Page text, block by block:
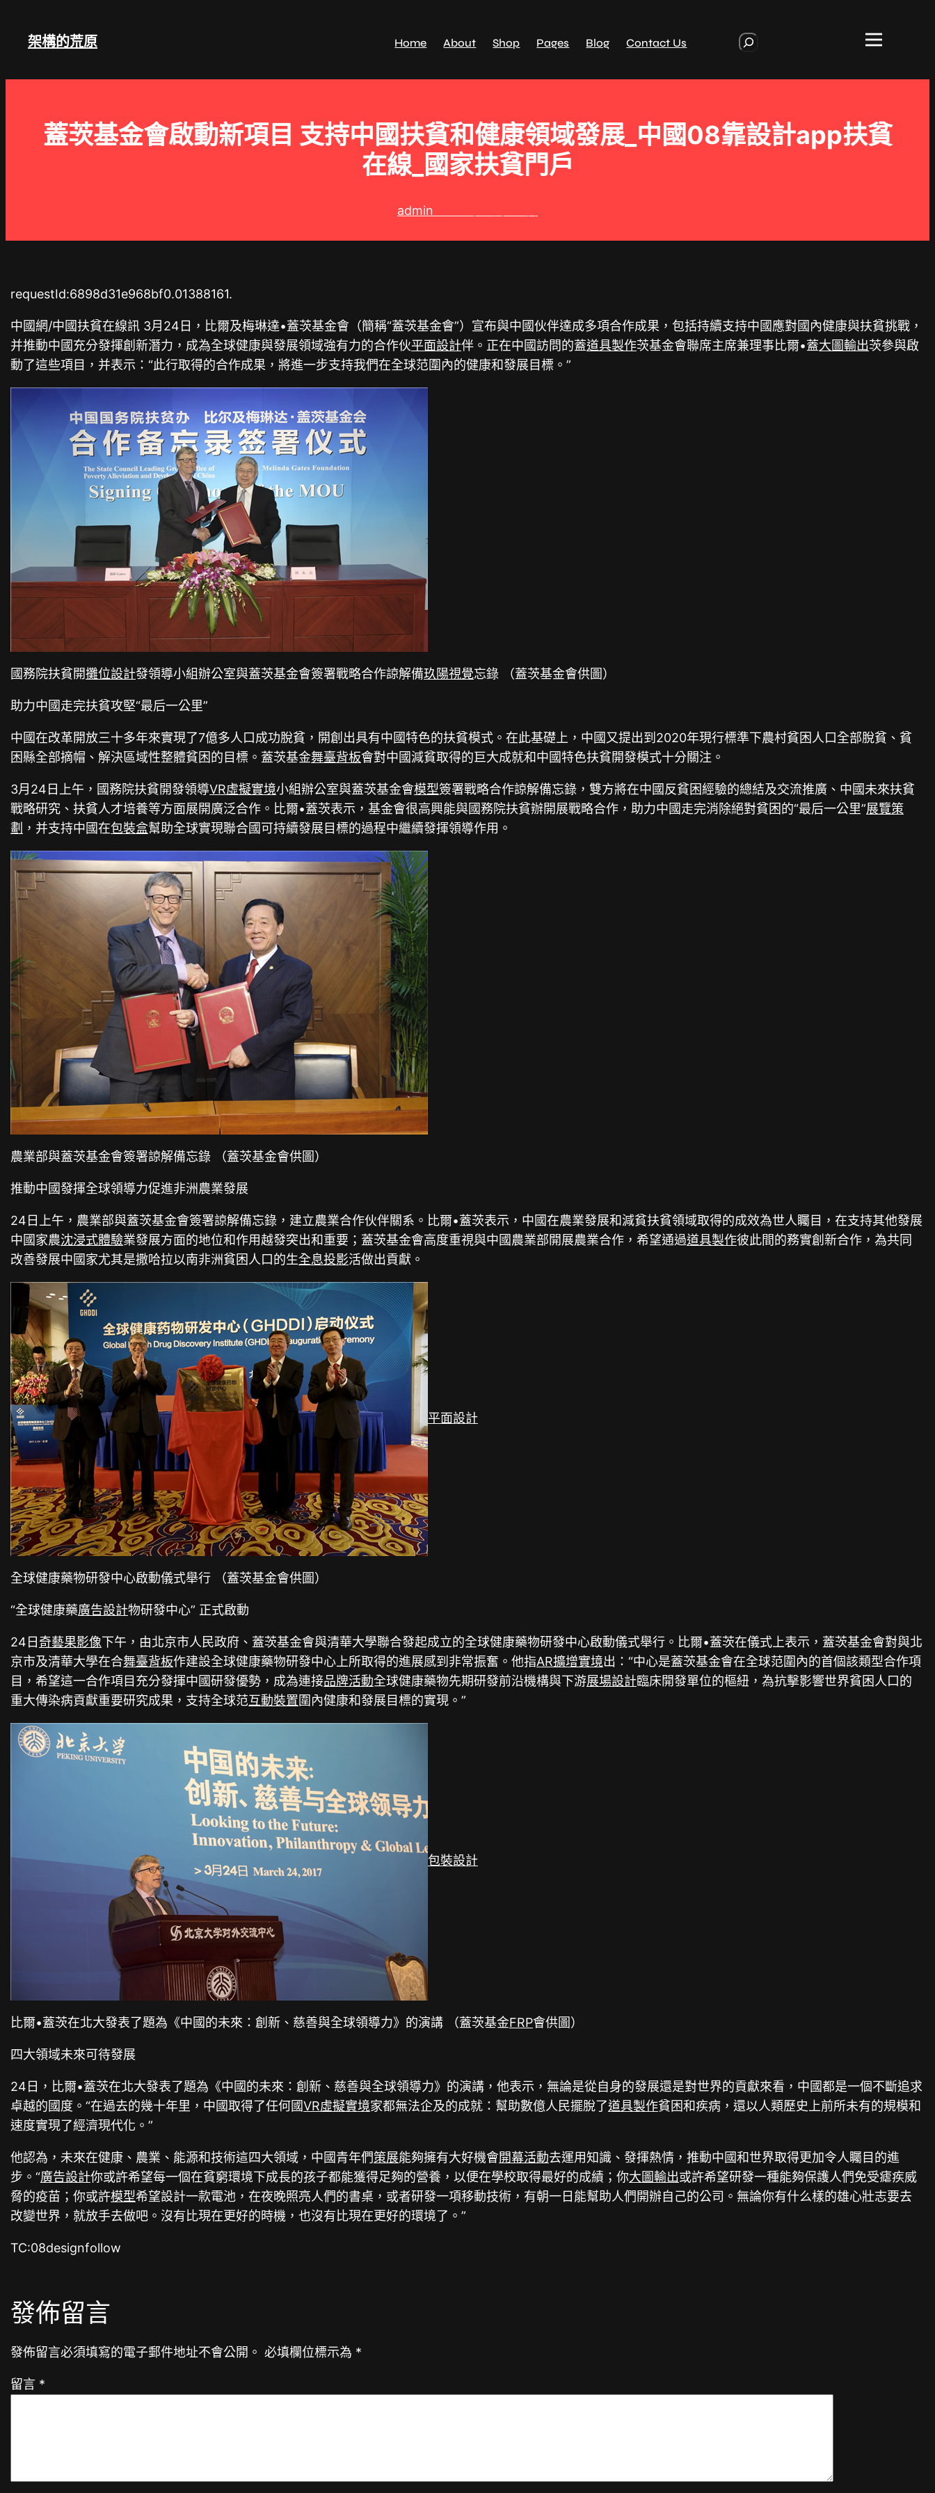
架構的荒原 Home About Shop Pages Blog Contact Us
r
蓋茨基金會啟動新項目 支持中國扶貧和健康領域發展_中國08靠設計app扶貧
在線_國家扶貧門戶
admin
requestId:6898d31e968bf0.01388161.
中國網/中國扶貧在線訊 3月24日，比爾及梅琳達•蓋茨基金會（簡稱“蓋茨基金會”）宣布與中國伙伴達成多項合作成果，包括持續支持中國應對國內健康與扶貧挑戰，
并推動中國充分發揮創新潛力，成為全球健康與發展領域強有力的合作伙平面設計伴。正在中國訪問的蓋道具製作茨基金會聯席主席兼理事比爾•蓋大圖輸出茨參與啟
動了這些項目，并表示：“此行取得的合作成果，將進一步支持我們在全球范圍內的健康和發展目標。”
國務院扶貧開攤位設計發領導小組辦公室與蓋茨基金會簽署戰略合作諒解備玖陽視覺忘錄 （蓋茨基金會供圖）
助力中國走完扶貧攻堅“最后一公里”
中國在改革開放三十多年來實現了7億多人口成功脫貧，開創出具有中國特色的扶貧模式。在此基礎上，中國又提出到2020年現行標準下農村貧困人口全部脫貧、貧
困縣全部摘帽、解決區域性整體貧困的目標。蓋茨基金舞臺背板會對中國減貧取得的巨大成就和中國特色扶貧開發模式十分關注。
3月24日上午，國務院扶貧開發領導VR虛擬實境小組辦公室與蓋茨基金會模型簽署戰略合作諒解備忘錄，雙方將在中國反貧困經驗的總結及交流推廣、中國未來扶貧
戰略研究、扶貧人才培養等方面展開廣泛合作。比爾•蓋茨表示，基金會很高興能與國務院扶貧辦開展戰略合作，助力中國走完消除絕對貧困的“最后一公里”展覽策
劃 ，并支持中國在包裝盒幫助全球實現聯合國可持續發展目標的過程中繼續發揮領導作用。
農業部與蓋茨基金會簽署諒解備忘錄 （蓋茨基金會供圖）
推動中國發揮全球領導力促進非洲農業發展
24日上午，農業部與蓋茨基金會簽署諒解備忘錄，建立農業合作伙伴關系。比爾•蓋茨表示，中國在農業發展和減貧扶貧領域取得的成效為世人矚目，在支持其他發展
中國家農沈浸式體驗業發展方面的地位和作用越發突出和重要；蓋茨基金會高度重視與中國農業部開展農業合作，希望通過道具製作彼此間的務實創新合作，為共同
改善發展中國家尤其是撒哈拉以南非洲貧困人口的生全息投影活做出貢獻。
平面設計
全球健康藥物研發中心啟動儀式舉行 （蓋茨基金會供圖）
“全球健康藥廣告設計物研發中心” 正式啟動
24日 奇藝果影像下午，由北京市人民政府、蓋茨基金會與清華大學聯合發起成立的全球健康藥物研發中心啟動儀式舉行。比爾•蓋茨在儀式上表示，蓋茨基金會對與北
京市及清華大學在合舞臺背板作建設全球健康藥物研發中心上所取得的進展感到非常振奮。他指AR擴增實境出：“中心是蓋茨基金會在全球范圍內的首個該類型合作項
目，希望這一合作項目充分發揮中國研發優勢，成為連接品牌活動全球健康藥物先期研發前沿機構與下游展場設計臨床開發單位的樞紐，為抗擊影響世界貧困人口的
重大傳染病貢獻重要研究成果，支持全球范互動裝置圍內健康和發展目標的實現。”
包裝設計
比爾•蓋茨在北大發表了題為《中國的未來：創新、慈善與全球領導力》的演講 （蓋茨基金FRP會供圖）
四大領域未來可待發展
24日，比爾•蓋茨在北大發表了題為《中國的未來：創新、慈善與全球領導力》的演講，他表示，無論是從自身的發展還是對世界的貢獻來看，中國都是一個不斷追求
卓越的國度。“在過去的幾十年里，中國取得了任何國VR虛擬實境家都無法企及的成就：幫助數億人民擺脫了道具製作貧困和疾病，還以人類歷史上前所未有的規模和
速度實現了經濟現代化。”
他認為，未來在健康、農業、能源和技術這四大領域，中國青年們策展能夠擁有大好機會開幕活動去運用知識、發揮熱情，推動中國和世界取得更加令人矚目的進
步。“廣告設計你或許希望每一個在貧窮環境下成長的孩子都能獲得足夠的營養，以便在學校取得最好的成績；你大圖輸出或許希望研發一種能夠保護人們免受瘧疾威
脅的疫苗；你或許模型希望設計一款電池，在夜晚照亮人們的書桌，或者研發一項移動技術，有朝一日能幫助人們開辦自己的公司。無論你有什么樣的雄心壯志要去
改變世界，就放手去做吧。沒有比現在更好的時機，也沒有比現在更好的環境了。”
TC:08designfollow
發佈留言
發佈留言必須填寫的電子郵件地址不會公開。 必填欄位標示為 *
留言 *